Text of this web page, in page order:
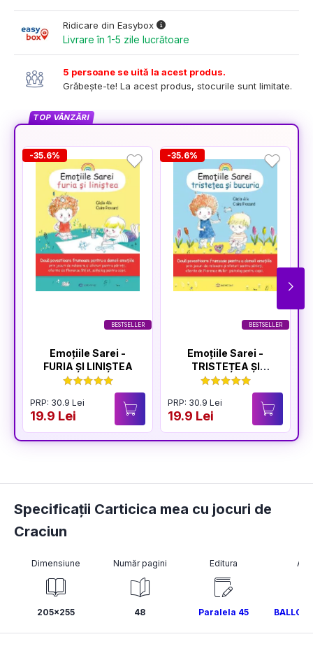
Ridicare din Easybox
Livrare în 1-5 zile lucrătoare
5 persoane se uită la acest produs.
Grăbește-te! La acest produs, stocurile sunt limitate.
TOP VÂNZĂRI
BESTSELLER
-35.6%
Emoțiile Sarei -
FURIA ȘI LINIȘTEA
PRP: 30.9 Lei
19.9 Lei
BESTSELLER
-35.6%
Emoțiile Sarei -
TRISTEȚEA ȘI
BUCURIA
PRP: 30.9 Lei
19.9 Lei
Specificații Carticica mea cu jocuri de
Craciun
Dimensiune
205x255
Număr pagini
48
Editura
Paralela 45 BALLON